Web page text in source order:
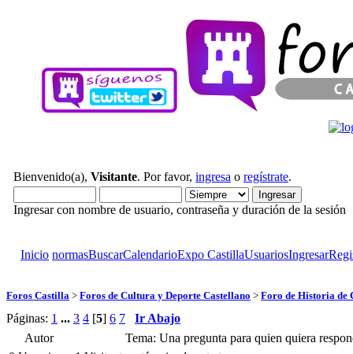
Bienvenido(a), Visitante. Por favor, ingresa o regístrate.
Ingresar con nombre de usuario, contraseña y duración de la sesión
Inicio normasBuscarCalendarioExpo CastillaUsuariosIngresar
Foros Castilla > Foros de Cultura y Deporte Castellano > Foro de Historia de
Páginas: 1 ... 3 4 [5] 6 7
Ir Abajo
Autor
Tema: Una pregunta para quien quiera